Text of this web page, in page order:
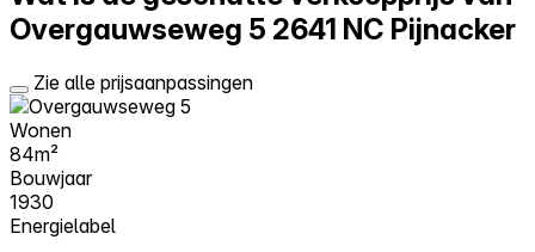
Overgauwseweg 5 2641 NC Pijnacker
Zie alle prijsaanpassingen
Wonen
84m²
Bouwjaar
1930
Energielabel